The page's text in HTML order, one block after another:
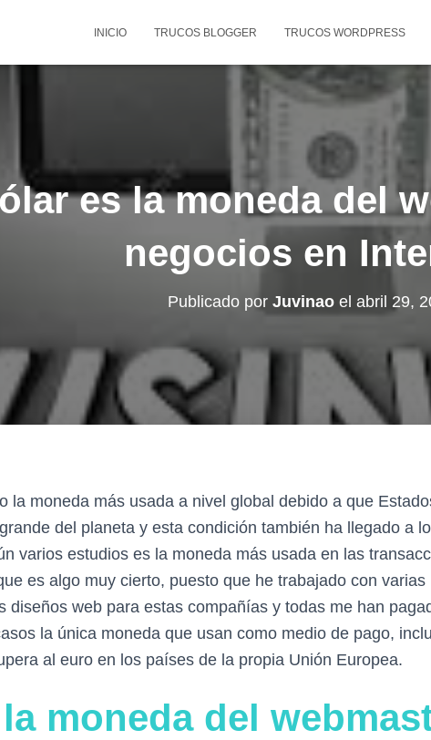
INICIO TRUCOS BLOGGER TRUCOS WORDPRESS
es la moneda del
negocios en
Publicado por Juvinao el abril 29,
la moneda más usada a nivel global debido a que
del planeta y esta condición también ha llegado a
varios estudios es la moneda más usada en las
es algo muy cierto, puesto que he trabajado con varias
diseños web para estas compañías y todas me han
la única moneda que usan como medio de pago,
al euro en los países de la propia Unión Europea.
moneda del